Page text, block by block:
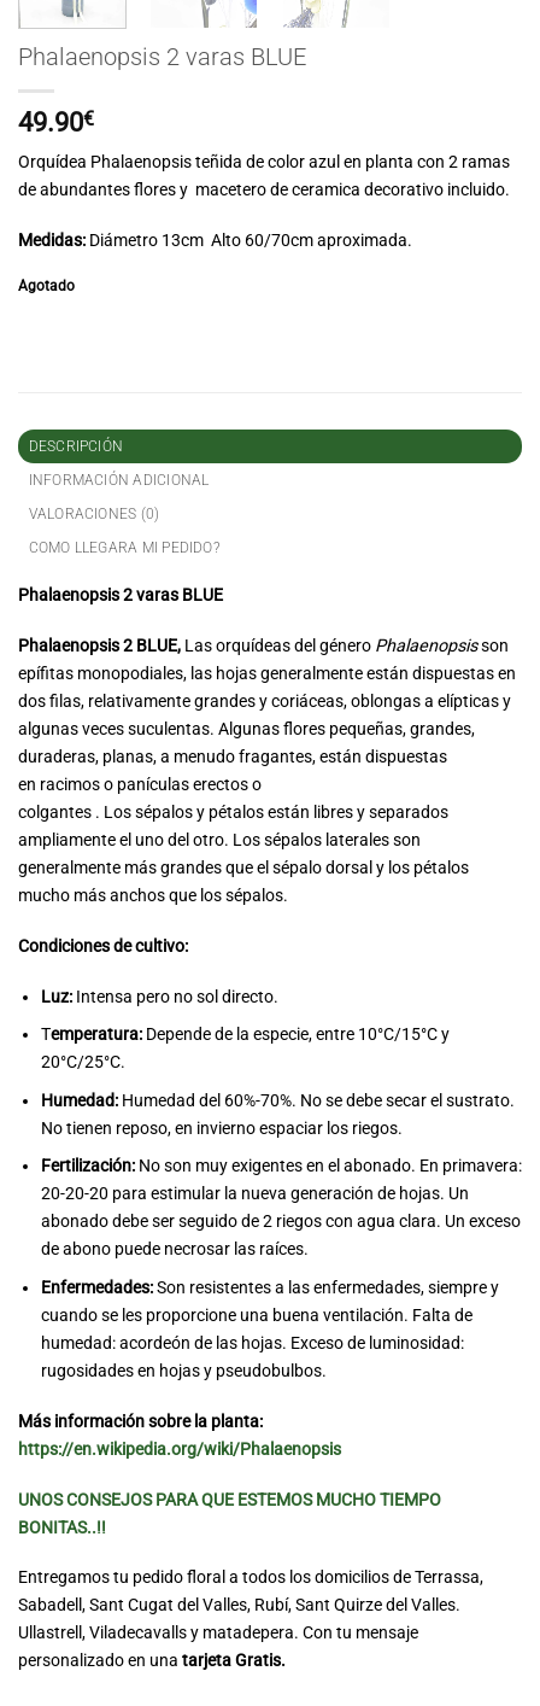
Phalaenopsis 2 varas BLUE
49.90€
Orquídea Phalaenopsis teñida de color azul en planta con 2 ramas
de abundantes flores y macetero de ceramica decorativo incluido.
Medidas: Diámetro 13cm Alto 60/70cmaproximada.
Agotado
DESCRIPCIÓN
INFORMACIÓN ADICIONAL
VALORACIONES (0)
COMO LLEGARA MI PEDIDO?
Phalaenopsis2 varas BLUE
Phalaenopsis 2 BLUE, Las orquídeas del género Phalaenopsisson
epífitas monopodiales, las hojas generalmente están dispuestas en
dos filas, relativamente grandes y coriáceas, oblongas a elípticas y
algunas veces suculentas. Algunas flores pequeñas, grandes,
duraderas, planas, a menudo fragantes, están dispuestas
en racimos o panículas erectos o
colgantes . Los sépalos y pétalos están libres y separados
ampliamente el uno del otro. Los sépalos laterales son
generalmente más grandes que el sépalo dorsal y los pétalos
mucho más anchos que los sépalos.
Condiciones de cultivo:
Luz:Intensa pero no sol directo.
Temperatura:Depende de la especie, entre 10°C/15°C y
20°C/25°C.
Humedad:Humedad del 60%-70%. No se debe secar el sustrato.
No tienen reposo, en invierno espaciar los riegos.
Fertilización:No son muy exigentes en el abonado. En primavera:
20-20-20 para estimular la nueva generación de hojas. Un
abonado debe ser seguido de 2 riegos con agua clara. Un exceso
de abono puede necrosar las raíces.
Enfermedades:Son resistentes a las enfermedades, siempre y
cuando se les proporcione una buena ventilación. Falta de
humedad: acordeón de las hojas. Exceso de luminosidad:
rugosidades en hojas y pseudobulbos.
Más información sobre la planta:
https://en.wikipedia.org/wiki/Phalaenopsis
UNOS CONSEJOS PARA QUE ESTEMOS MUCHO TIEMPO
BONITAS..!!
Entregamos tu pedido floral a todos los domicilios de Terrassa,
Sabadell, Sant Cugat del Valles, Rubí, Sant Quirze del Valles.
Ullastrell, Viladecavalls y matadepera. Con tu mensaje
personalizado en una tarjeta Gratis.